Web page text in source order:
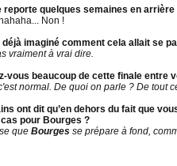
reporte quelques semaines en
Non !
déjà imaginé comment cela allait se
vraiment à vrai dire.
vous beaucoup de cette finale entre
normal. De quoi on parle ? De tout
ont dit qu’en dehors du fait que
pour Bourges ?
que Bourges se prépare à fond,